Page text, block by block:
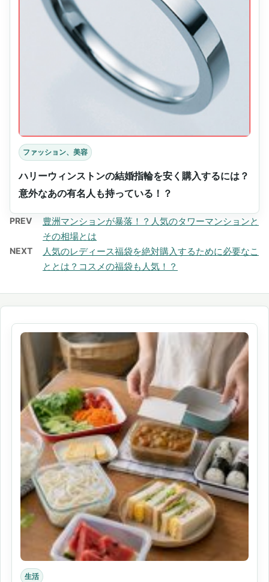
ファッション、美容
ハリーウィンストンの結婚指輪を安く購入するには？
意外なあの有名人も持っている！？
PREV
豊洲マンションが暴落！？人気のタワーマンションと
その相場とは
NEXT
人気のレディース福袋を絶対購入するために必要なこ
ととは？コスメの福袋も人気！？
生活